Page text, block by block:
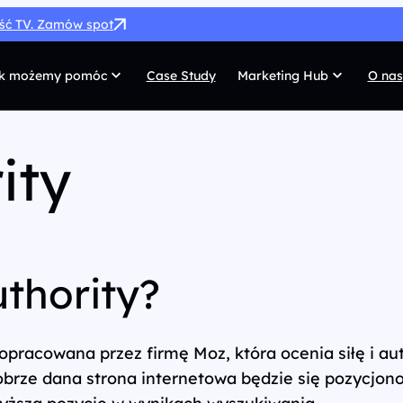
TV. Zamów spot
SEO
SEM
Afiliacja
UI
możemy pomóc Case Study Marketing Hub O nas
przez firmę Moz, która ocenia siłę i
dana strona internetowa będzie się